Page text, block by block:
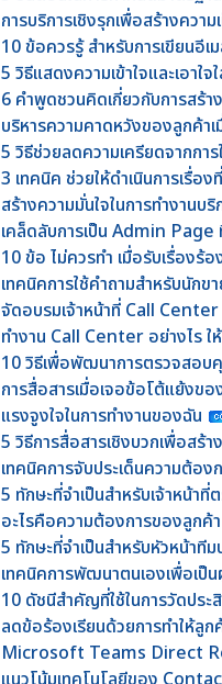
การบริการเชิงรุกเพื่อสร้างคว
10 ข้อควรรู้ สำหรับการเขียนอี
5 วิธีแสดงความเข้าใจและเอาใจ
6 คำพูดชวนคิดเกี่ยวกับการสร้
บริหารความคาดหวังของลูกค้าเ
5 วิธีช่วยลดความเครียดจากกา
3 เทคนิค ช่วยให้ดำเนินการเรื่
สร้างความมั่นใจในการทำงานบ
เคล็ดลับการเป็น Admin Page
10 ข้อ ไม่ควรทำ เมื่อรับเรื่องร้
เทคนิคการใช้คำถามสำหรับนักข
จัดอบรมเจ้าหน้าที่ Call
ทำงาน Call Center อย่างไร ใ
10 วิธีเพื่อพัฒนาการตรวจสอ
การสื่อสารเมื่อเจอข้อโต้แย้งข
แรงจูงใจในการทำงานของฉัน
5 วิธีการสื่อสารเชิงบวกเพื่อสร้
เทคนิคการจับประเด็นความต้อง
5 ทักษะที่จำเป็นสำหรับเจ้าหน้
อะไรคือความต้องการของลูกค้า
5 ทักษะที่จำเป็นสำหรับหัวหน้าที
เทคนิคการพัฒนาตนเองเพื่อเป็
10 ดัชนีสำคัญที่ใช้ในการวัดปร
ลดข้อร้องเรียนด้วยการทำให้ลู
Microsoft Teams Direct